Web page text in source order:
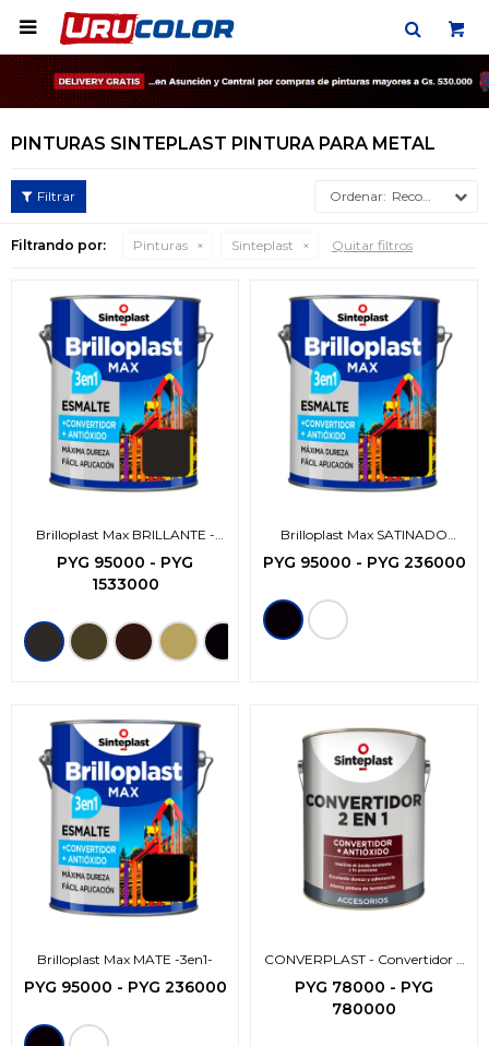

PINTURAS SINTEPLAST PINTURA PARA METAL
Recomendados
Filtrando por: Pinturas Sinteplast Quitar filtros
Brilloplast Max BRILLANTE -
3en1-
PYG 95000 - PYG
1533000
Brilloplast Max SATINADO
-3en1-
PYG 95000 - PYG 236000
Brilloplast Max MATE -3en1-
PYG 95000 - PYG 236000
CONVERPLAST - Convertidor 2
en 1
PYG 78000 - PYG
780000